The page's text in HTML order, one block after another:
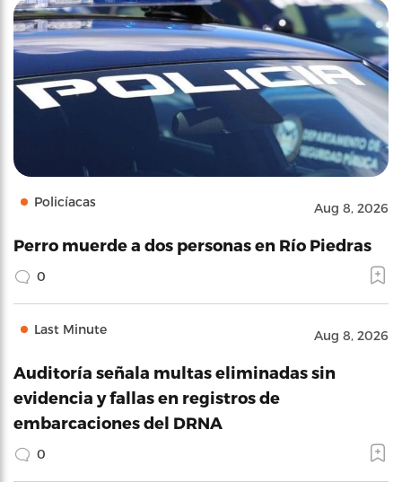
Policíacas Aug 8, 2026
Perro muerde a dos personas en Río Piedras
0
Last Minute Aug 8, 2026
Auditoría señala multas eliminadas sin
evidencia y fallas en registros de
embarcaciones del DRNA
0